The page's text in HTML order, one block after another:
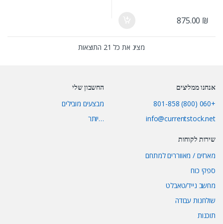
875.00 ₪
מציג את כל 21 התוצאות
אנחנו ממליצים
+060 (800) 801-858
info@currentstock.net
החשבון שלי
מבצעים מובילים
…יותר
שירות לקוחות
מארזים / מאווררים למתחם
ספקי כוח
מחשב נייד/טאבלט
שולחנות עבודה
תוכנות